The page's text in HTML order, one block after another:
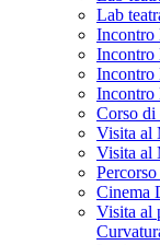
Lab
Incontro
Incontro
Incontro
Incontro
Corso di
Visita al
Visita al
Cinema
Visita al